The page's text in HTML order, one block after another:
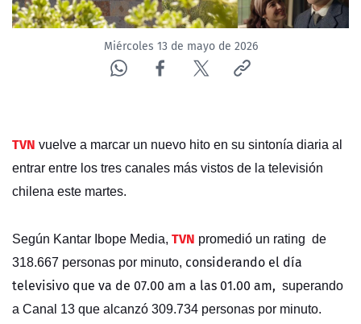
CANAL DE DENUNCIAS
ÁREA DE PROYECTOSMiércoles 13 de mayo de 2026
TVN vuelve a marcar un nuevo hito en su sintonía diaria al
entrar entre los tres canales más vistos de la televisión
chilena este martes.
Según Kantar Ibope Media, TVN promedió un rating de
318.667 personas por minuto, considerando el día
televisivo que va de 07.00 am a las 01.00 am, superando
a Canal 13 que alcanzó 309.734 personas por minuto.